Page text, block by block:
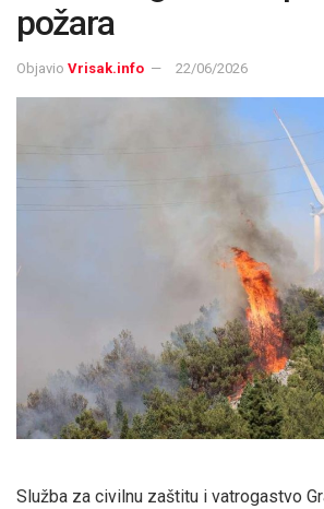
požara
Objavio Vrisak.info 22/06/2026
Služba za civilnu zaštitu i vatrogastvo